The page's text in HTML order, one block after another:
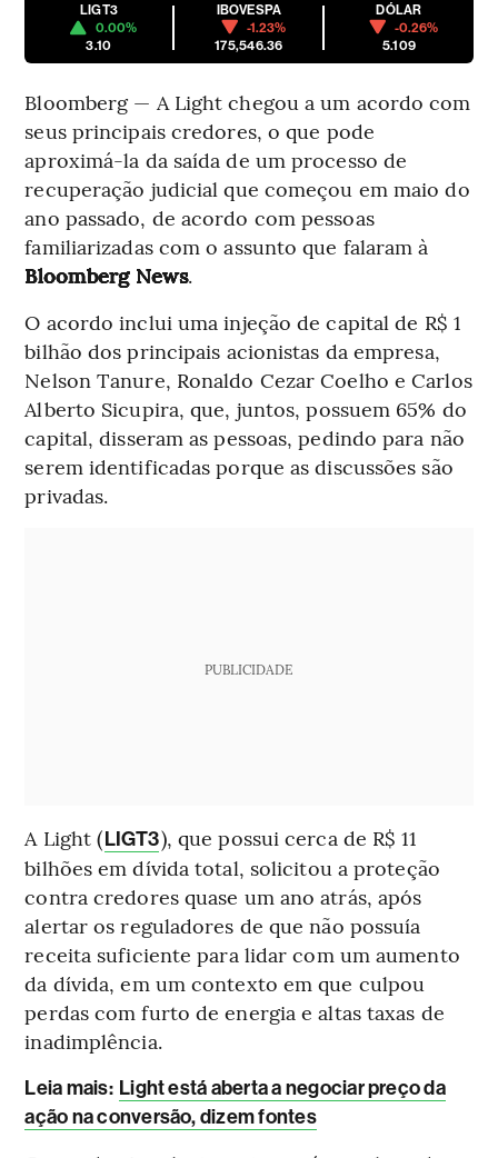
LIGT3
0.00%
3.10
IBOVESPA
-1.23%
175,546.36
DÓLAR
-0.26%
5.109
Bloomberg — A Light chegou a um acordo com
seus principais credores, o que pode
aproximá-la da saída de um processo de
recuperação judicial que começou em maio do
ano passado, de acordo com pessoas
familiarizadas com o assunto que falaram à
Bloomberg News.
O acordo inclui uma injeção de capital de R$ 1
bilhão dos principais acionistas da empresa,
Nelson Tanure, Ronaldo Cezar Coelho e Carlos
Alberto Sicupira, que, juntos, possuem 65% do
capital, disseram as pessoas, pedindo para não
serem identificadas porque as discussões são
privadas.
PUBLICIDADE
A Light (LIGT3), que possui cerca de R$ 11
bilhões em dívida total, solicitou a proteção
contra credores quase um ano atrás, após
alertar os reguladores de que não possuía
receita suficiente para lidar com um aumento
da dívida, em um contexto em que culpou
perdas com furto de energia e altas taxas de
inadimplência.
Leia mais: Light está aberta a negociar preço da
ação na conversão, dizem fontes